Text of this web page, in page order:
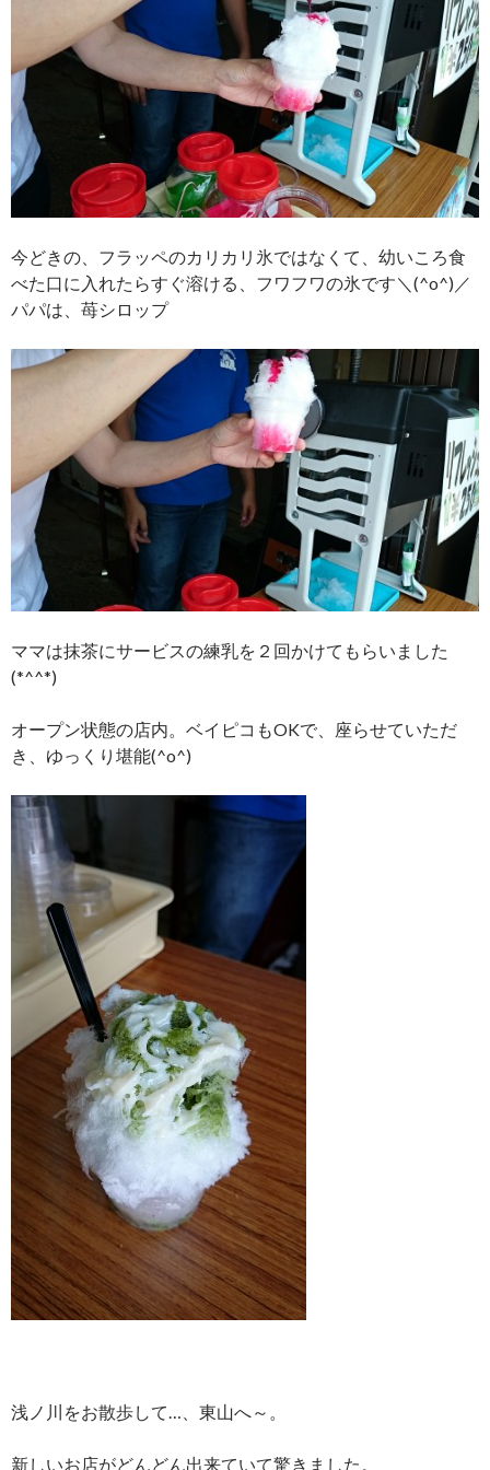
今どきの、フラッペのカリカリ氷ではなくて、幼いころ食
べた口に入れたらすぐ溶ける、フワフワの氷です＼(^o^)／
パパは、苺シロップ
ママは抹茶にサービスの練乳を２回かけてもらいました
(*^^*)
オープン状態の店内。ベイピコもOKで、座らせていただ
き、ゆっくり堪能(^o^)
浅ノ川をお散歩して…、東山へ～。
新しいお店がどんどん出来ていて驚きました。